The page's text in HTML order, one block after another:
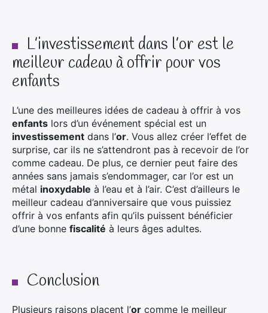
L’investissement dans l’or est le
meilleur cadeau à offrir pour vos
enfants
L’une des meilleures idées de cadeau à offrir à vos
enfants lors d’un événement spécial est un
investissement dans l’or. Vous allez créer l’effet de
surprise, car ils ne s’attendront pas à recevoir de l’or
comme cadeau. De plus, ce dernier peut faire des
années sans jamais s’endommager, car l’or est un
métal inoxydable à l’eau et à l’air. C’est d’ailleurs le
meilleur cadeau d’anniversaire que vous puissiez
offrir à vos enfants afin qu’ils puissent bénéficier
d’une bonne fiscalité à leurs âges adultes.
Conclusion
Plusieurs raisons placent l’or comme le meilleur